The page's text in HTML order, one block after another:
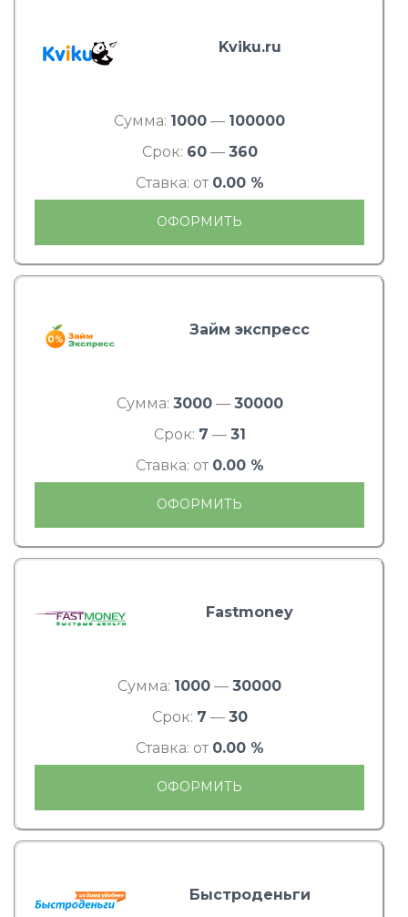
Kviku.ru
Сумма: 1000 — 100000
Срок: 60— 360
Ставка: от 0.00 %
ОФОРМИТЬ
Займ экспресс
Сумма: 3000— 30000
Срок: 7 — 31
Ставка: от 0.00 %
ОФОРМИТЬ
Fastmoney
Сумма: 1000 — 30000
Срок: 7 — 30
Ставка: от 0.00 %
ОФОРМИТЬ
Быстроденьги